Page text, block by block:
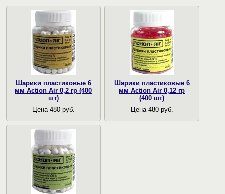
Шарики пластиковые 6
мм Action Air 0,2 гр (400
шт)
Цена 480 руб.
Шарики пластиковые 6
мм Action Air 0,12 гр
(400 шт)
Цена 480 руб.